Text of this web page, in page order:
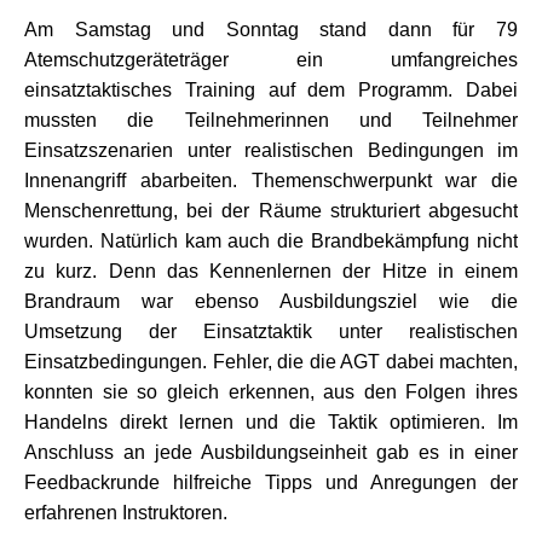
Am Samstag und Sonntag stand dann für 79
Atemschutzgeräteträger ein umfangreiches
einsatztaktisches Training auf dem Programm. Dabei
mussten die Teilnehmerinnen und Teilnehmer
Einsatzszenarien unter realistischen Bedingungen im
Innenangriff abarbeiten. Themenschwerpunkt war die
Menschenrettung, bei der Räume strukturiert abgesucht
wurden. Natürlich kam auch die Brandbekämpfung nicht
zu kurz. Denn das Kennenlernen der Hitze in einem
Brandraum war ebenso Ausbildungsziel wie die
Umsetzung der Einsatztaktik unter realistischen
Einsatzbedingungen. Fehler, die die AGT dabei machten,
konnten sie so gleich erkennen, aus den Folgen ihres
Handelns direkt lernen und die Taktik optimieren. Im
Anschluss an jede Ausbildungseinheit gab es in einer
Feedbackrunde hilfreiche Tipps und Anregungen der
erfahrenen Instruktoren.